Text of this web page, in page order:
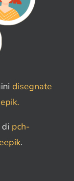
disegnate
pch-
.